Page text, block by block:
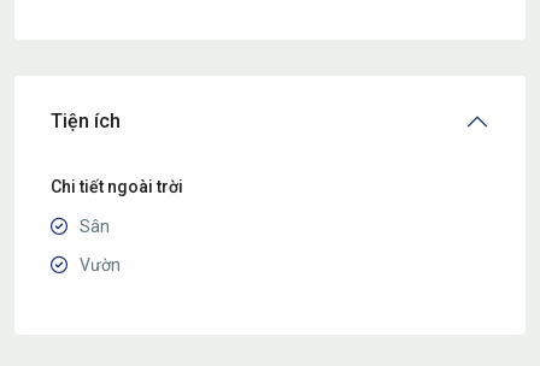
Tiện ích
Chi tiết ngoài trời
Sân
Vườn